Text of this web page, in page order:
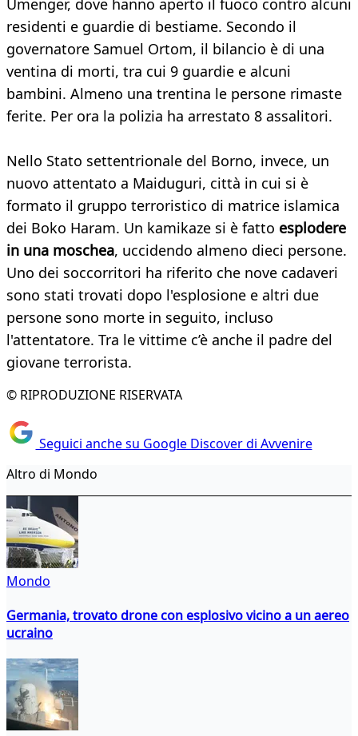
Umenger, dove hanno aperto il fuoco contro alcuni
residenti e guardie di bestiame. Secondo il
governatore Samuel Ortom, il bilancio è di una
ventina di morti, tra cui 9 guardie e alcuni
bambini. Almeno una trentina le persone rimaste
ferite. Per ora la polizia ha arrestato 8 assalitori.
Nello Stato settentrionale del Borno, invece, un
nuovo attentato a Maiduguri, città in cui si è
formato il gruppo terroristico di matrice islamica
dei Boko Haram. Un kamikaze si è fatto esplodere
in una moschea, uccidendo almeno dieci persone.
Uno dei soccorritori ha riferito che nove cadaveri
sono stati trovati dopo l'esplosione e altri due
persone sono morte in seguito, incluso
l'attentatore. Tra le vittime c’è anche il padre del
giovane terrorista.
© RIPRODUZIONE RISERVATA
Seguici anche su Google Discover di Avvenire
Altro di Mondo
Mondo
Germania, trovato drone con esplosivo vicino a un aereo
ucraino